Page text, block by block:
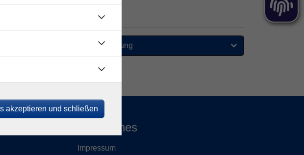
Sortierung
Rechtliches
Impressum
akzeptieren und schließen